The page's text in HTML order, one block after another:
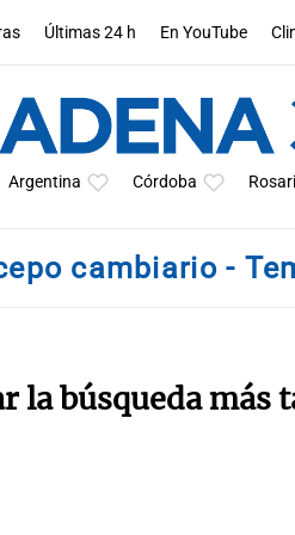
Últimas 24 h En YouTube
Argentina Córdoba
cambiario -
la búsqueda más